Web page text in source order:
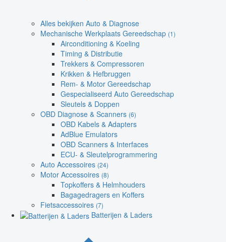
Alles bekijken Auto & Diagnose
Mechanische Werkplaats Gereedschap (1)
Airconditioning & Koeling
Timing & Distributie
Trekkers & Compressoren
Krikken & Hefbruggen
Rem- & Motor Gereedschap
Gespecialiseerd Auto Gereedschap
Sleutels & Doppen
OBD Diagnose & Scanners (6)
OBD Kabels & Adapters
AdBlue Emulators
OBD Scanners & Interfaces
ECU- & Sleutelprogrammering
Auto Accessoires (24)
Motor Accessoires (8)
Topkoffers & Helmhouders
Bagagedragers en Koffers
Fietsaccessoires (7)
Batterijen & Laders